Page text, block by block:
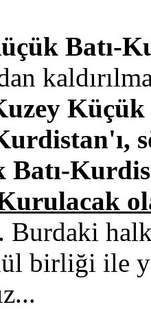
Batı-
Batı-
Burdaki
birliği ile